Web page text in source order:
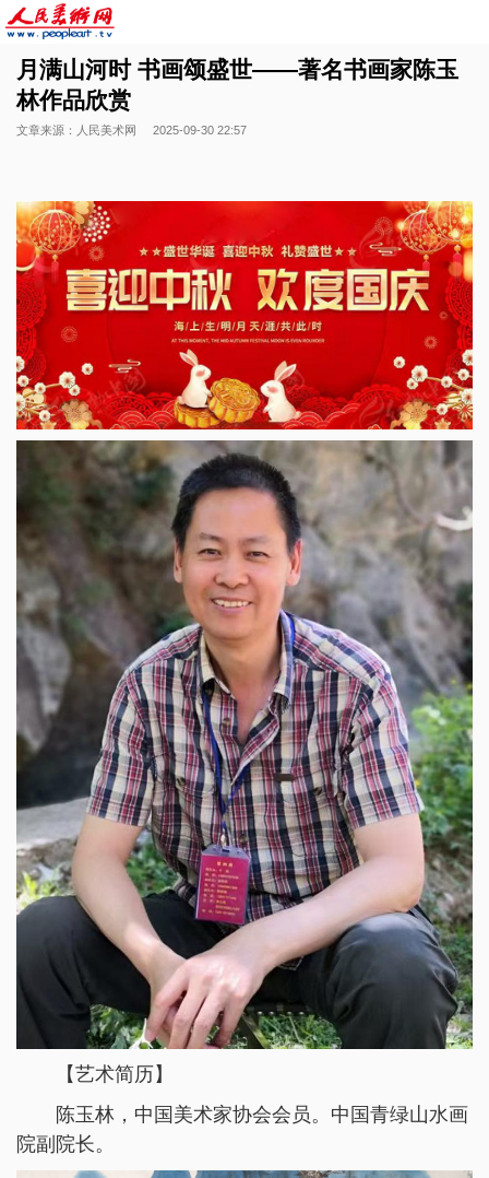
月满山河时 书画颂盛世——著名书画家陈玉
林作品欣赏
文章来源：人民美术网 2025-09-30 22:57
【艺术简历】
陈玉林，中国美术家协会会员。中国青绿山水画
院副院长。